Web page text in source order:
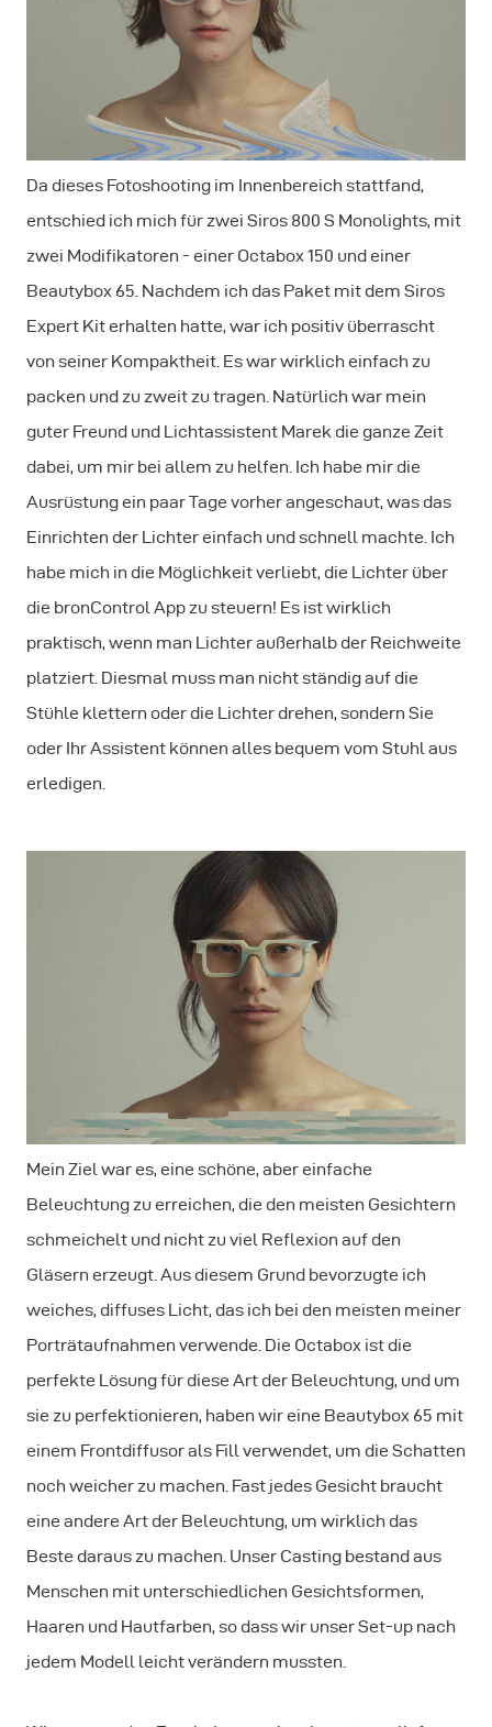
Da dieses Fotoshooting im Innenbereich stattfand,
entschied ich mich für zwei Siros 800 S Monolights, mit
zwei Modifikatoren - einer Octabox 150 und einer
Beautybox 65. Nachdem ich das Paket mit dem Siros
Expert Kit erhalten hatte, war ich positiv überrascht
von seiner Kompaktheit. Es war wirklich einfach zu
packen und zu zweit zu tragen. Natürlich war mein
guter Freund und Lichtassistent Marek die ganze Zeit
dabei, um mir bei allem zu helfen. Ich habe mir die
Ausrüstung ein paar Tage vorher angeschaut, was das
Einrichten der Lichter einfach und schnell machte. Ich
habe mich in die Möglichkeit verliebt, die Lichter über
die bronControl App zu steuern! Es ist wirklich
praktisch, wenn man Lichter außerhalb der Reichweite
platziert. Diesmal muss man nicht ständig auf die
Stühle klettern oder die Lichter drehen, sondern Sie
oder Ihr Assistent können alles bequem vom Stuhl aus
erledigen.
Mein Ziel war es, eine schöne, aber einfache
Beleuchtung zu erreichen, die den meisten Gesichtern
schmeichelt und nicht zu viel Reflexion auf den
Gläsern erzeugt. Aus diesem Grund bevorzugte ich
weiches, diffuses Licht, das ich bei den meisten meiner
Porträtaufnahmen verwende. Die Octabox ist die
perfekte Lösung für diese Art der Beleuchtung, und um
sie zu perfektionieren, haben wir eine Beautybox 65 mit
einem Frontdiffusor als Fill verwendet, um die Schatten
noch weicher zu machen. Fast jedes Gesicht braucht
eine andere Art der Beleuchtung, um wirklich das
Beste daraus zu machen. Unser Casting bestand aus
Menschen mit unterschiedlichen Gesichtsformen,
Haaren und Hautfarben, so dass wir unser Set-up nach
jedem Modell leicht verändern mussten.